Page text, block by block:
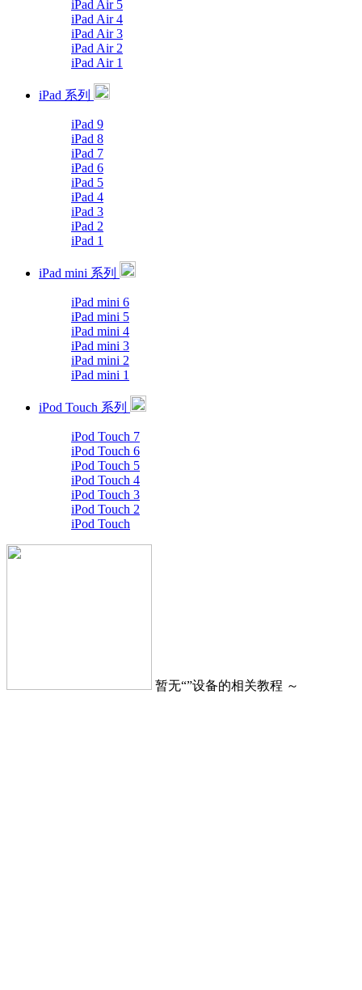
iPad Air 5
iPad Air 4
iPad Air 3
iPad Air 2
iPad Air 1
iPad 系列
iPad 9
iPad 8
iPad 7
iPad 6
iPad 5
iPad 4
iPad 3
iPad 2
iPad 1
iPad mini 系列
iPad mini 6
iPad mini 5
iPad mini 4
iPad mini 3
iPad mini 2
iPad mini 1
iPod Touch 系列
iPod Touch 7
iPod Touch 6
iPod Touch 5
iPod Touch 4
iPod Touch 3
iPod Touch 2
iPod Touch
暂无“”设备的相关教程 ～